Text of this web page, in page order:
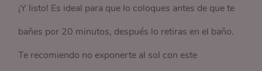
¡Y listo! Es ideal para que lo coloques antes de que te
bañes por 20 minutos, después lo retiras en el baño.
Te recomiendo no exponerte al sol con este